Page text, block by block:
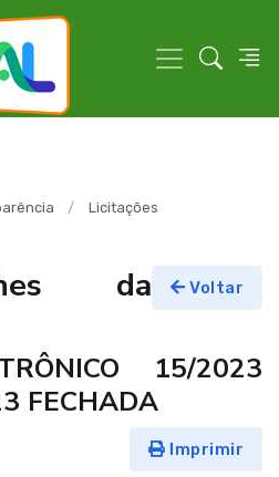
Licitações
Voltar
da
15/2023
FECHADA
Imprimir